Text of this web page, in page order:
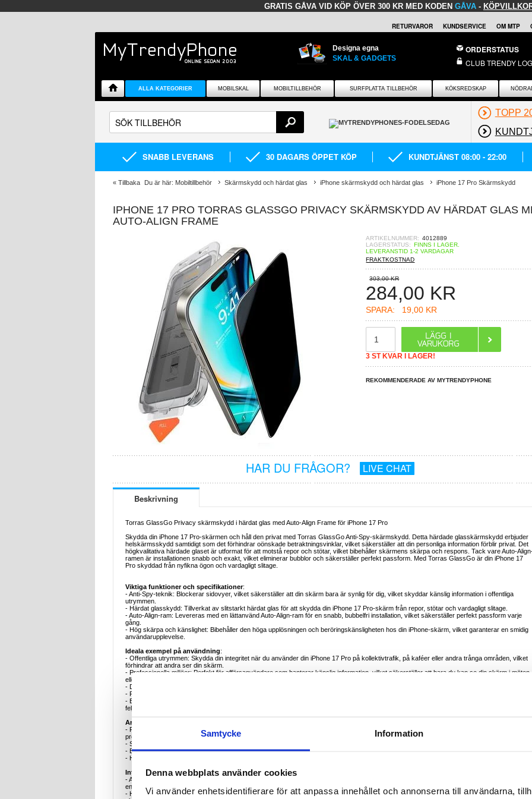
Samtycke Information
Denna webbplats använder cookies
Vi använder enhetsidentifierare för att anpassa innehållet och annonserna till användarna,
GRATIS GÅVA VID KÖP ÖVER 300 KR MED KODEN GÅVA -
RETURVAROR KUNDSERVICE OM MTP
Designa egna
SKAL & GADGETS
ORDERSTATUS
CLUB TRENDY
ALLA KATEGORIER MOBILSKAL MOBILTILLBEHÖR SURFPLATTA TILLBEHÖR KÖKSREDSKAP
TOPP
SNABB LEVERANS 30 DAGARS ÖPPET KÖP KUNDTJÄNST 08:00 - 22:00
« Tillbaka Du är här: Mobiltillbehör Skärmskydd och härdat glas iPhone skärmskydd och härdat glas iPhone 17 Pro Skärmskydd
IPHONE 17 PRO TORRAS GLASSGO PRIVACY SKÄRMSKYDD AV HÄRDAT GLAS
AUTO-ALIGN FRAME
ARTIKELNUMMER: 4012889
LAGERSTATUS: FINNS I LAGER.
LEVERANSTID 1-2 VARDAGAR
FRAKTKOSTNAD
303,00 KR
284,00 KR
SPARA: 19,00 KR
3 ST KVAR I LAGER!
REKOMMENDERADE AV MYTRENDYPHONE
HAR DU FRÅGOR? LIVE CHAT
Beskrivning
Torras GlassGo Privacy skärmskydd i härdat glas med Auto-Align Frame för iPhone 17 Pro
Skydda din iPhone 17 Pro-skärmen och håll den privat med Torras GlassGo Anti-Spy-skärmskydd. Detta härdade glasskärmskydd erbjuder
helskärmsskydd samtidigt som det förhindrar oönskade betraktningsvinklar, vilket säkerställer att din personliga information förblir privat. Det
högkvalitativa härdade glaset är utformat för att motstå repor och stötar, vilket bibehåller skärmens skärpa och respons. Tack vare Auto-
ramen är installationen snabb och exakt, vilket eliminerar bubblor och säkerställer perfekt passform. Med Torras GlassGo är din iPhone 17
Pro skyddad från nyfikna ögon och vardagligt slitage.
Viktiga funktioner och specifikationer:
- Anti-Spy-teknik: Blockerar sidovyer, vilket säkerställer att din skärm bara är synlig för dig, vilket skyddar känslig information i offentliga
utrymmen.
- Härdat glasskydd: Tillverkat av slitstarkt härdat glas för att skydda din iPhone 17 Pro-skärm från repor, stötar och vardagligt slitage.
- Auto-Align-ram: Levereras med en lättanvänd Auto-Align-ram för en snabb, bubbelfri installation, vilket säkerställer perfekt passform varje
gång.
- Hög skärpa och känslighet: Bibehåller den höga upplösningen och beröringskänsligheten hos din iPhone-skärm, vilket garanterar en smidig
användarupplevelse.
Ideala exempel på användning:
- Offentliga utrymmen: Skydda din integritet när du använder din iPhone 17 Pro på kollektivtrafik, på kaféer eller andra trånga områden, vilket
förhindrar att andra ser din skärm.
- Professionella miljöer: Perfekt för affärsanvändare som hanterar känslig information, vilket säkerställer att bara du kan se din skärm i möten
eller på kontor.
- Dagligt skydd: Använd det härdade glasskyddet för att skydda din skärm från oavsiktliga fall, repor och fläckar under dagliga aktiviteter.
- Resor: Ett måste för resenärer, vilket ger integritet och skydd när du använder din telefon på flygplatser, hotell och offentliga platser.
- Enkel installation: Den automatiskt justerade ramen gör det enkelt för vem som helst att installera skärmskyddet utan bubblor eller
feljustering, perfekt för hemmabruk.
Anledningar att köpa
- Förbättrad integritet: Antispionteknik säkerställer att ditt skärminnehåll förblir privat, vilket gör den idealisk för offentlig användning eller
professionella miljöer.
- Starkt skydd: Härdat glas ger överlägset skydd mot repor och stötar, vilket håller din iPhone 17 Pro-skärm orört.
- Enkel installation: Den automatiskt justerade ramen gör installationen snabb och enkel, vilket garanterar en perfekt, bubbelfri passform.
- Hög kvalitet och känslighet: Njut av samma skärpa och respons som din skärm utan att kompromissa med skydd eller integritet.
Intressanta fakta om produkttypen:
- Antispionskärmskydd: Dessa skydd använder mikrolamellteknik för att blockera sidovyer, vilket säkerställer att skärmen bara är synlig från
en direkt vinkel, perfekt för att skydda personlig eller professionell information.
- Hållbarhet hos härdat glas: Härdat glas är mycket hållbart och stötdämpande, vilket ger upp till fem gånger styrkan jämfört med vanliga